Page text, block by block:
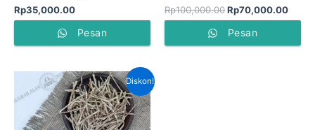
Rp35,000.00
Pesan
Rp100,000.00Rp70,000.00
Pesan
Diskon!
Harga
aslinya
adalah:
Rp70,000.00.
Harga
saat
ini
adalah:
Rp55,000.00.